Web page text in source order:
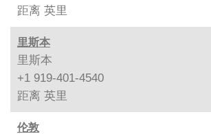
距离 英里
里斯本
里斯本
+1 919-401-4540
距离 英里
伦敦